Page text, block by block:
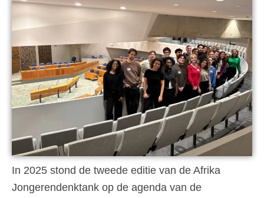
In 2025 stond de tweede editie van de Afrika
Jongerendenktank op de agenda van de